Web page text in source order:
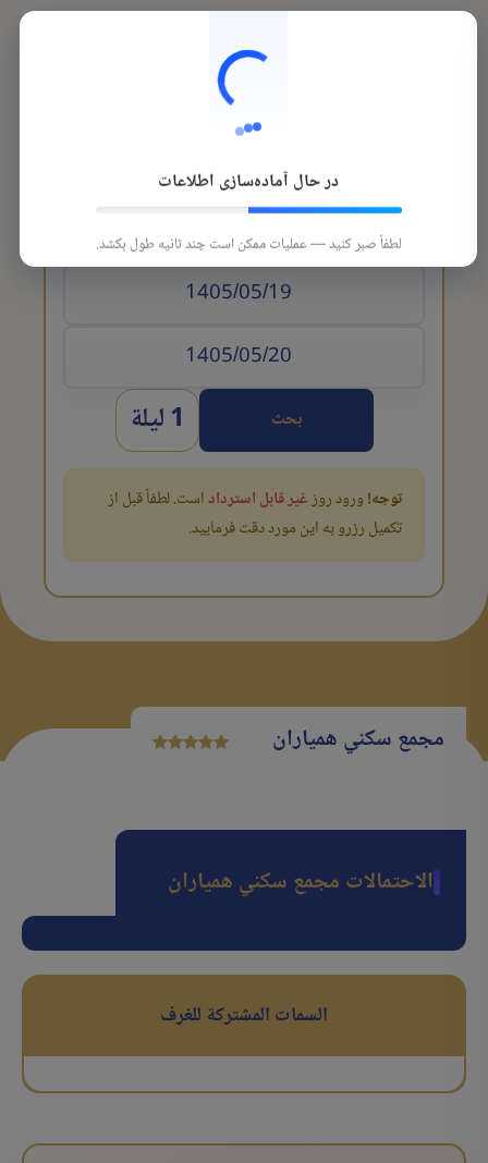
تاريخ الوصول
بحث 1 ليلة
توجه!ورود روزغیر قابل استرداداست. لطفاً قبل از
تکمیل رزرو به این مورد دقت فرمایید.
در حال آماده‌سازی اطلاعات
لطفاً صبر کنید — عملیات ممکن است چند ثانیه طول بکشد.
مجمع سكني همیاران
الاحتمالات مجمع سكني همیاران
السمات المشتركة للغرف